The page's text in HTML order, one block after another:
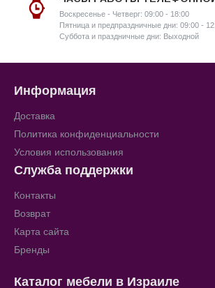
Воскресенье - Четверг: 09:00 - 18:00
Пятница и предпраздничные дни: 09:00 -
Суббота и праздничные дни: Выходной
Информация
Доставка
Политика конфиденциальности
Условия использования
Служба поддержки
Контакты
Возврат
Карта сайта
Бренды
Каталог мебели в Израиле